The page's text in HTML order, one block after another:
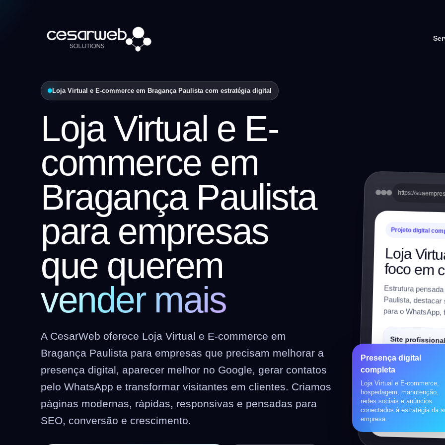
Loja Virtual e E-commerce em Bragança Paulista com estratégia digital
Loja Virtual e E-
commerce em
Bragança Paulista
para empresas
que querem
vender mais
A CesarWeb oferece Loja Virtual e E-commerce em
Bragança Paulista para empresas que precisam melhorar a
presença digital, aparecer melhor no Google, gerar contatos
pelo WhatsApp e transformar visitantes em clientes. Criamos
páginas modernas, rápidas, responsivas e pensadas para
SEO, conversão e crescimento.
https://
Projeto digital
Loja
foco em
Estrutura
Paulista, destacar
para o WhatsApp,
Site profissional
Institucional,
preparado para SEO.
Loja virtual
WooCommerce,
pagamentos, frete e
Presença digital
completa
Loja Virtual e E-commerce,
hospedagem, manutenção,
redes sociais e anúncios
conectados à estratégia da
empresa.